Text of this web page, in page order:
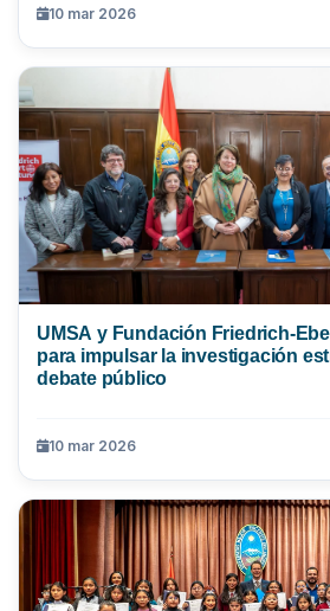
10 mar 2026
UMSA y Fundación Friedrich-
para impulsar la investigación
debate público
10 mar 2026